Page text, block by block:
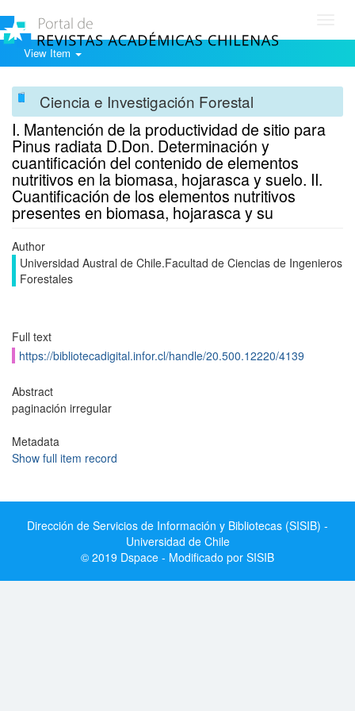
View Item
Ciencia e Investigación Forestal
I. Mantención de la productividad de sitio para
Pinus radiata D.Don. Determinación y
cuantificación del contenido de elementos
nutritivos en la biomasa, hojarasca y suelo. II.
Cuantificación de los elementos nutritivos
presentes en biomasa, hojarasca y su
Author
Universidad Austral de Chile.Facultad de Ciencias de Ingenieros
Forestales
Full text
https://bibliotecadigital.infor.cl/handle/20.500.12220/4139
Abstract
paginación irregular
Metadata
Show full item record
Dirección de Servicios de Información y Bibliotecas (SISIB) -
Universidad de Chile
© 2019 Dspace - Modificado por SISIB